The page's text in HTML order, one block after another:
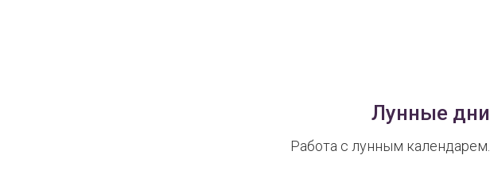
Лунные дни
Работа с лунным календарем.